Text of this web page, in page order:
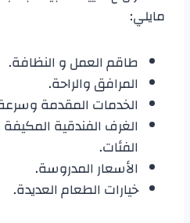
مايلي:
طاقم العمل و النظافة.
المرافق والراحة.
الخدمات المقدمة وسرعة
الغرف الفندقية
الفئات.
الأسعار المدروسة.
خيارات الطعام العديدة.